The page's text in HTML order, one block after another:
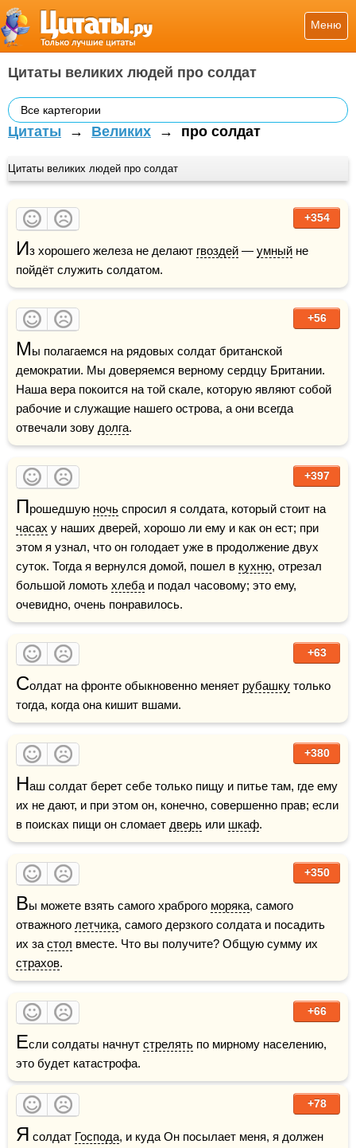
Меню
Цитаты великих людей про солдат
Все картегории
Цитаты → Великих → про солдат
Цитаты великих людей про солдат
+354
Из хорошего железа не делают гвоздей — умный не
пойдёт служить солдатом.
+56
Мы полагаемся на рядовых солдат британской
демократии. Мы доверяемся верному сердцу Британии.
Наша вера покоится на той скале, которую являют собой
рабочие и служащие нашего острова, а они всегда
отвечали зову долга.
+397
Прошедшую ночь
часах у наших дверей, хорошо ли ему и как он ест; при
этом я узнал, что он голодает уже в продолжение двух
суток. Тогда я вернулся домой, пошел в кухню, отрезал
большой ломоть хлеба и подал часовому; это ему,
очевидно, очень понравилось.
+63
Солдат на фронте обыкновенно меняет рубашку только
тогда, когда она кишит вшами.
+380
Наш солдат берет себе только пищу и питье там, где ему
их не дают, и при этом он, конечно, совершенно прав; если
в поисках пищи он сломает дверь или шкаф.
+350
Вы можете взять самого храброго моряка, самого
отважного летчика, самого дерзкого солдата и посадить
их за стол
страхов.
+66
Если солдаты начнут стрелять по мирному населению,
это будет катастрофа.
+78
Я солдат Господа, и куда Он посылает меня, я должен